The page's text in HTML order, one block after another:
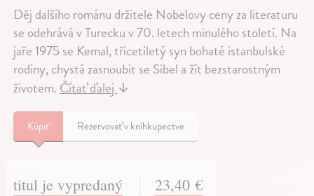
Děj dalšího románu držitele Nobelovy ceny za literaturu
se odehrává v Turecku v 70. letech minulého století. Na
jaře 1975 se Kemal, třicetiletý syn bohaté istanbulské
rodiny, chystá zasnoubit se Sibel a žít bezstarostným
životem. Čítať ďalej ↓
Kúpiť Rezervovať v kníhkupectve
titul je vypredaný 23,40 €